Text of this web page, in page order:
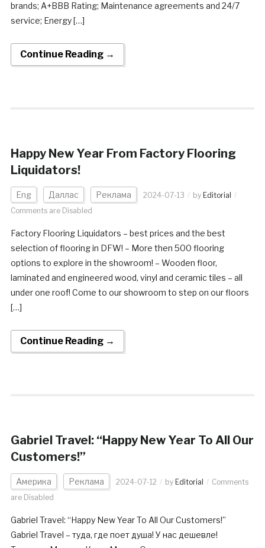
brands; A+BBB Rating; Maintenance agreements and 24/7
service; Energy […]
Continue Reading →
Happy New Year From Factory Flooring
Liquidators!
Eng Даллас Реклама 2024-07-13 by Editorial
Comments are Disabled
Factory Flooring Liquidators – best prices and the best
selection of flooring in DFW! – More then 500 flooring
options to explore in the showroom! – Wooden floor,
laminated and engineered wood, vinyl and ceramic tiles – all
under one roof! Come to our showroom to step on our floors
[…]
Continue Reading →
Gabriel Travel: “Happy New Year To All Our
Customers!”
Америка Реклама 2024-07-12 by Editorial
Comments
are Disabled
Gabriel Travel: “Happy New Year To All Our Customers!”
Gabriel Travel – туда, где поет душа! У нас дешевле!